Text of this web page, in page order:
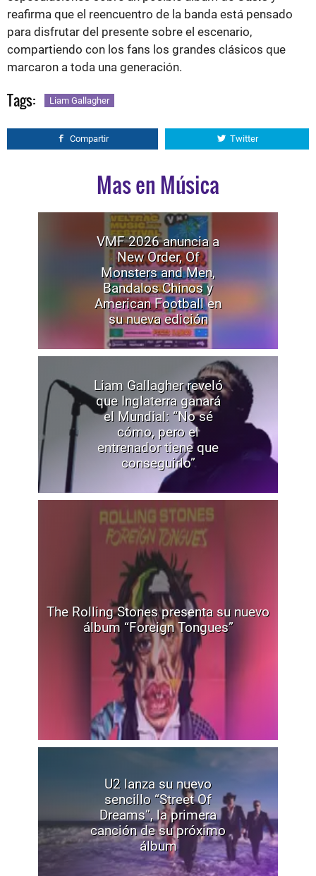
reafirma que el reencuentro de la banda está pensado
para disfrutar del presente sobre el escenario,
compartiendo con los fans los grandes clásicos que
marcaron a toda una generación.
Tags: Liam Gallagher
Compartir Twitter
Mas en Música
VMF 2026 anuncia a
New Order, Of
Monsters and Men,
Bandalos Chinos y
American Football en
su nueva edición
Liam Gallagher reveló
que Inglaterra ganará
el Mundial: “No sé
cómo, pero el
entrenador tiene que
conseguirlo”
The Rolling Stones presenta su nuevo
álbum “Foreign Tongues”
U2 lanza su nuevo
sencillo “Street Of
Dreams”, la primera
canción de su próximo
álbum